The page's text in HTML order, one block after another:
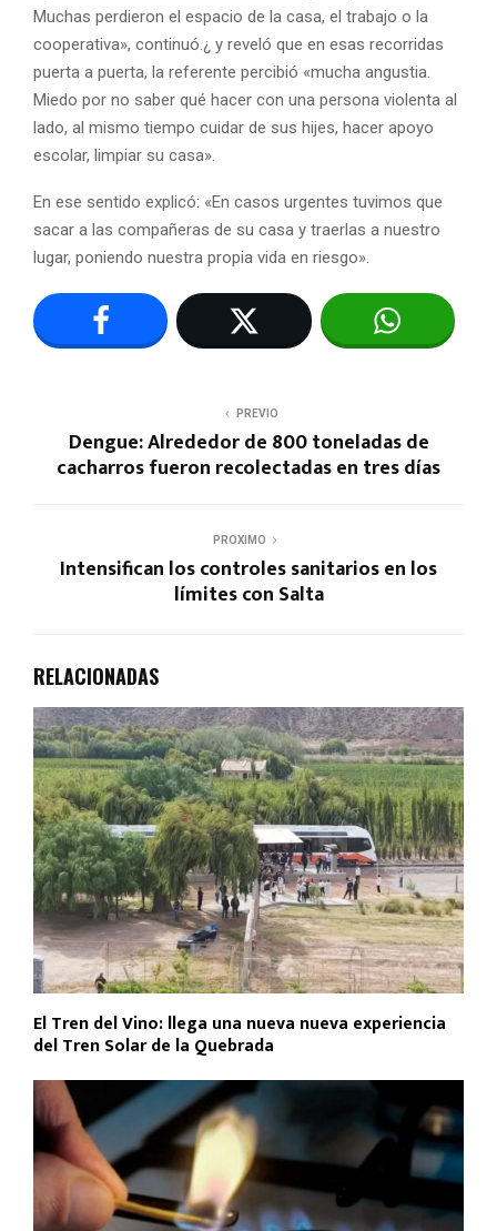
Muchas perdieron el espacio de la casa, el trabajo o la
cooperativa», continuó.¿ y reveló que en esas recorridas
puerta a puerta, la referente percibió «mucha angustia.
Miedo por no saber qué hacer con una persona violenta al
lado, al mismo tiempo cuidar de sus hijes, hacer apoyo
escolar, limpiar su casa».
En ese sentido explicó: «En casos urgentes tuvimos que
sacar a las compañeras de su casa y traerlas a nuestro
lugar, poniendo nuestra propia vida en riesgo».
PREVIO
Dengue: Alrededor de 800 toneladas de
cacharros fueron recolectadas en tres días
PROXIMO
Intensifican los controles sanitarios en los
límites con Salta
RELACIONADAS
El Tren del Vino: llega una nueva nueva experiencia
del Tren Solar de la Quebrada